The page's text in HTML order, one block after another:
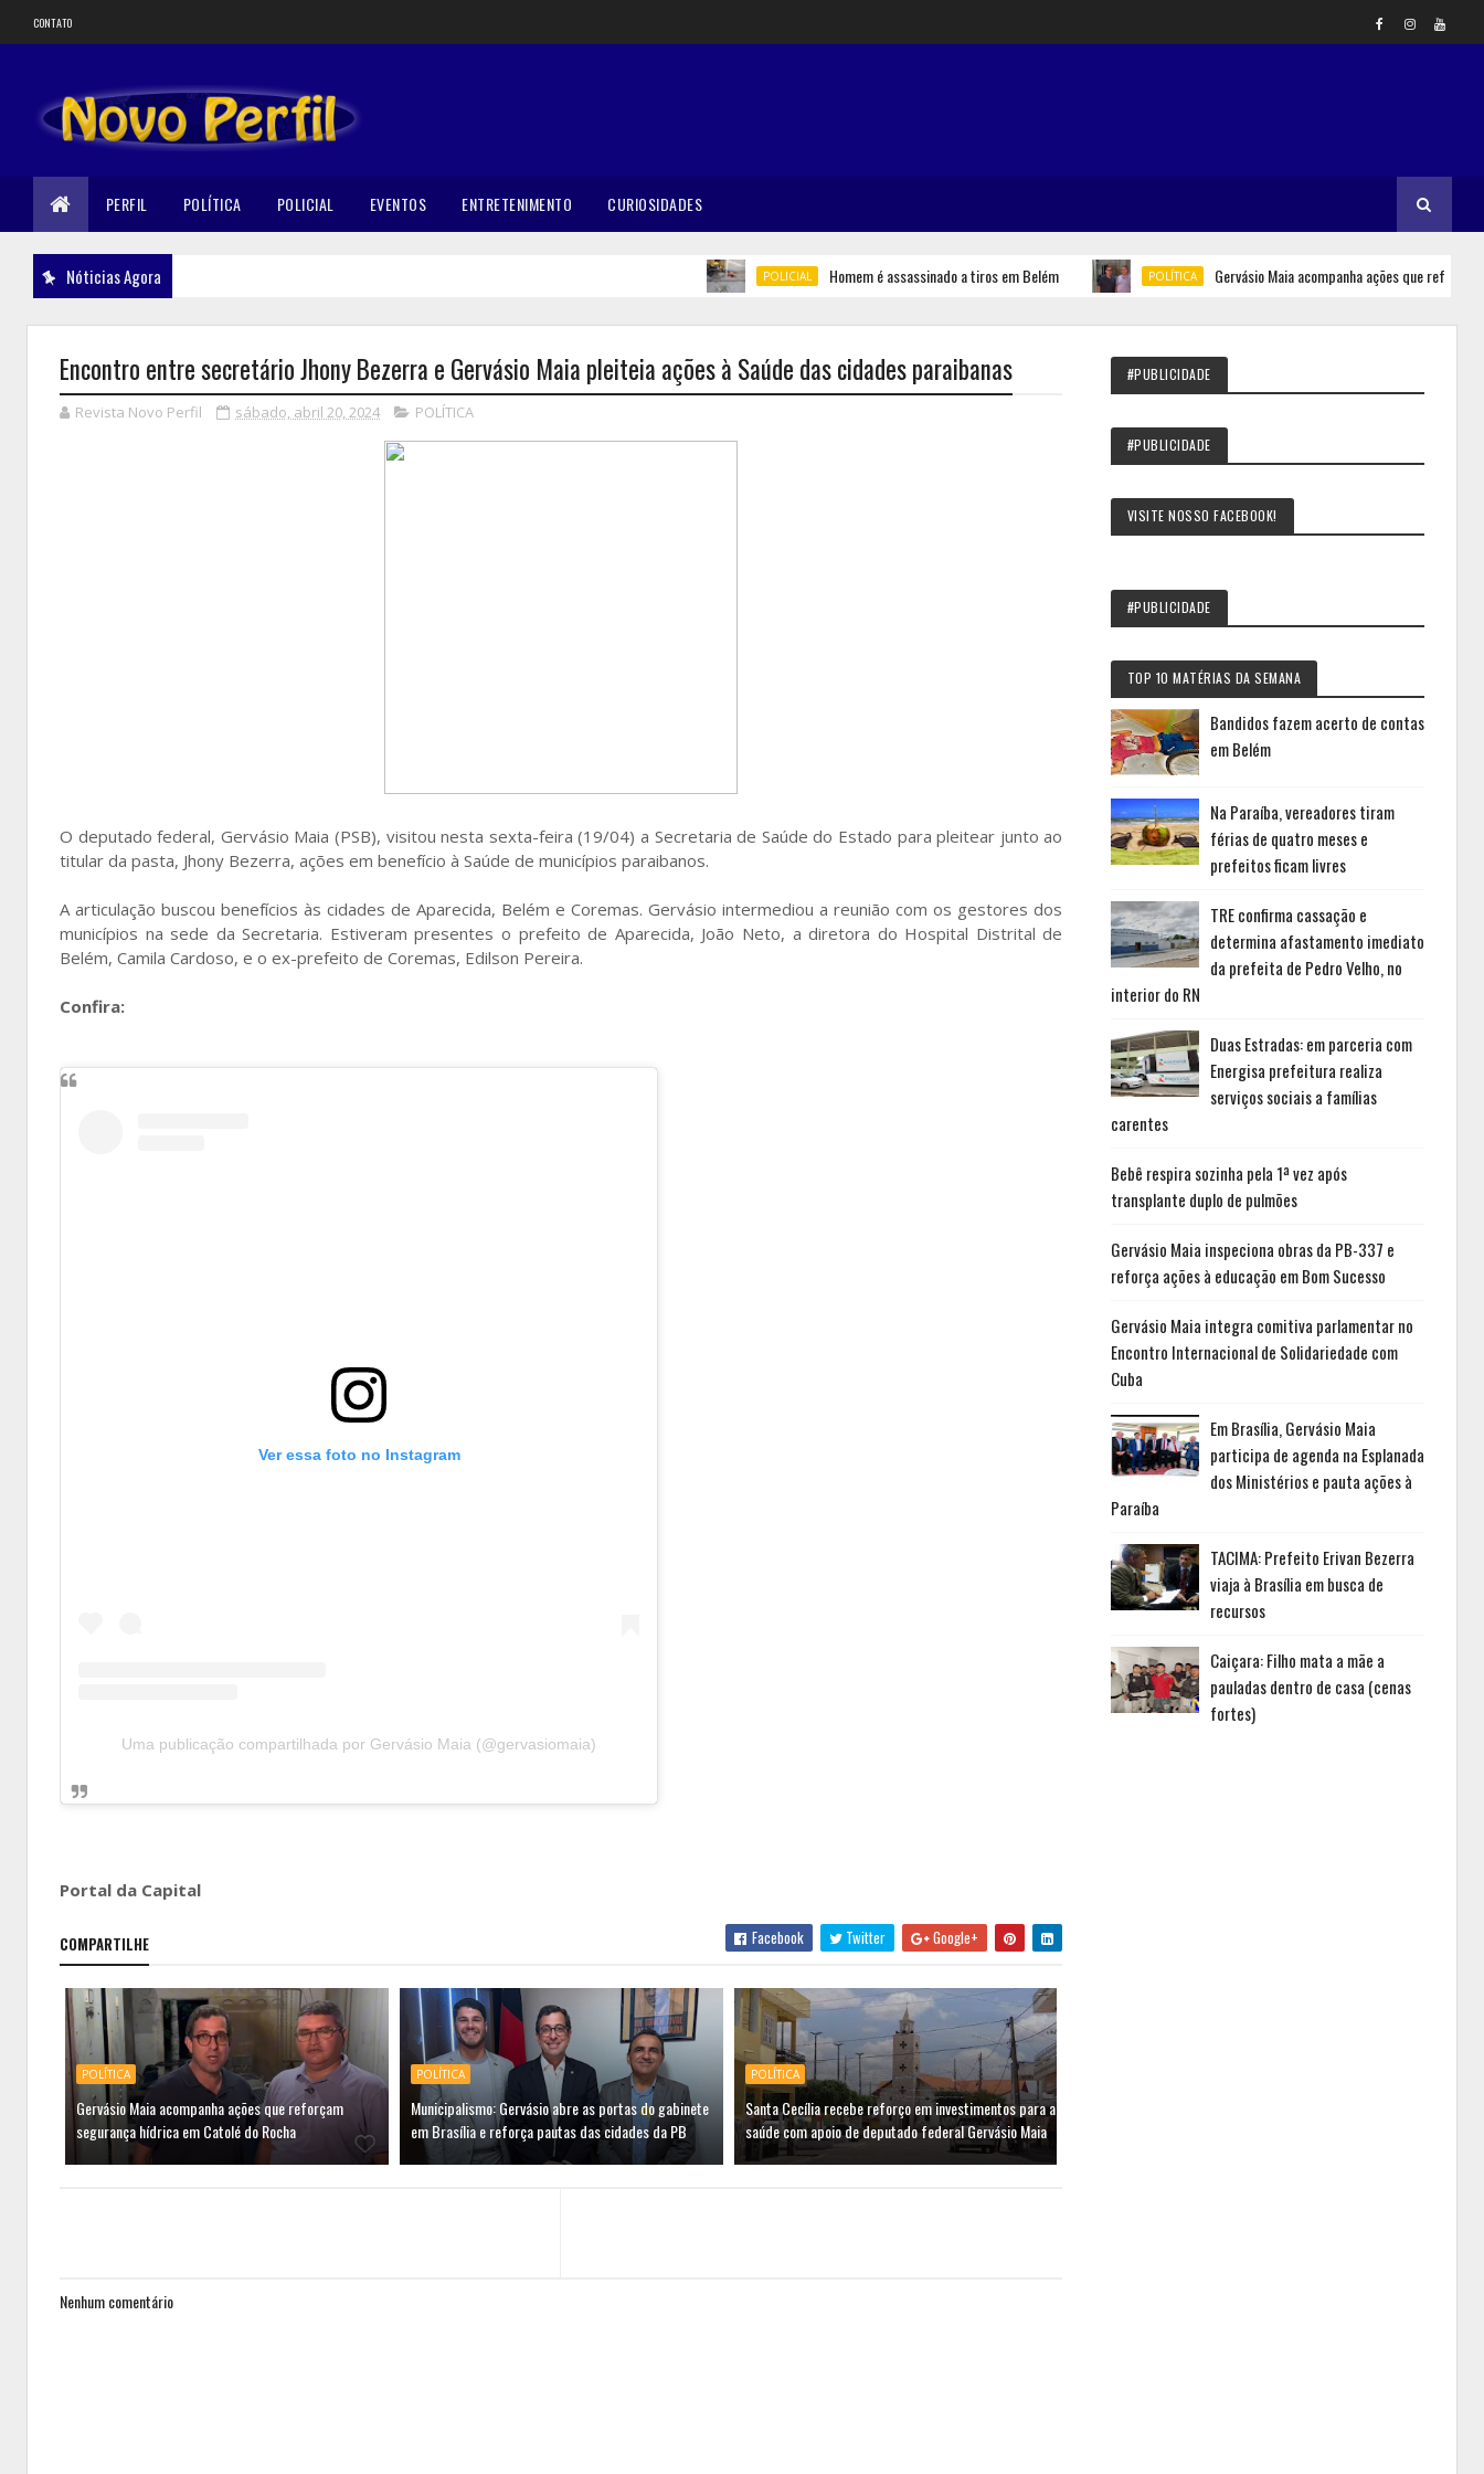
CONTATO
PERFIL POLÍTICA POLICIAL EVENTOS ENTRETENIMENTO CURIOSIDADES
Nóticias Agora POLICIAL Homem é assassinado a tiros em Belém POLÍTICA Gervásio Maia acompanha ações que reforçam
Encontro entre secretário Jhony Bezerra e Gervásio Maia pleiteia ações à Saúde das cidades paraibanas
Revista Novo Perfil sábado, abril 20, 2024 POLÍTICA
O deputado federal, Gervásio Maia (PSB), visitou nesta sexta-feira (19/04) a Secretaria de Saúde do Estado para pleitear junto ao
titular da pasta, Jhony Bezerra, ações em benefício à Saúde de municípios paraibanos.
A articulação buscou benefícios às cidades de Aparecida, Belém e Coremas. Gervásio intermediou a reunião com os gestores dos
municípios na sede da Secretaria. Estiveram presentes o prefeito de Aparecida, João Neto, a diretora do Hospital Distrital de
Belém, Camila Cardoso, e o ex-prefeito de Coremas, Edilson Pereira.
Confira:
Ver essa foto no Instagram
Uma publicação compartilhada por Gervásio Maia (@gervasiomaia)
Portal da Capital
COMPARTILHE Facebook Twitter Google+
POLÍTICA
Gervásio Maia acompanha ações que reforçam
segurança hídrica em Catolé do Rocha
POLÍTICA
Municipalismo: Gervásio abre as portas do gabinete
em Brasília e reforça pautas das cidades da PB
POLÍTICA
Santa Cecília recebe reforço em investimentos para a
saúde com apoio de deputado federal Gervásio Maia
Nenhum comentário
#PUBLICIDADE
#PUBLICIDADE
VISITE NOSSO FACEBOOK!
#PUBLICIDADE
TOP 10 MATÉRIAS DA SEMANA
Bandidos fazem acerto de contas
em Belém
Na Paraíba, vereadores tiram
férias de quatro meses e
prefeitos ficam livres
TRE confirma cassação e
determina afastamento imediato
da prefeita de Pedro Velho, no
interior do RN
Duas Estradas: em parceria com
Energisa prefeitura realiza
serviços sociais a famílias
carentes
Bebê respira sozinha pela 1ª vez após
transplante duplo de pulmões
Gervásio Maia inspeciona obras da PB-337 e
reforça ações à educação em Bom Sucesso
Gervásio Maia integra comitiva parlamentar no
Encontro Internacional de Solidariedade com
Cuba
Em Brasília, Gervásio Maia
participa de agenda na Esplanada
dos Ministérios e pauta ações à
Paraíba
TACIMA: Prefeito Erivan Bezerra
viaja à Brasília em busca de
recursos
Caiçara: Filho mata a mãe a
pauladas dentro de casa (cenas
fortes)